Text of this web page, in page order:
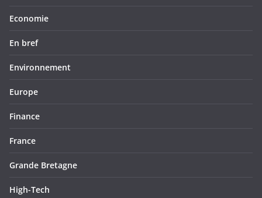
Economie
En bref
Environnement
Europe
Finance
France
Grande Bretagne
High-Tech